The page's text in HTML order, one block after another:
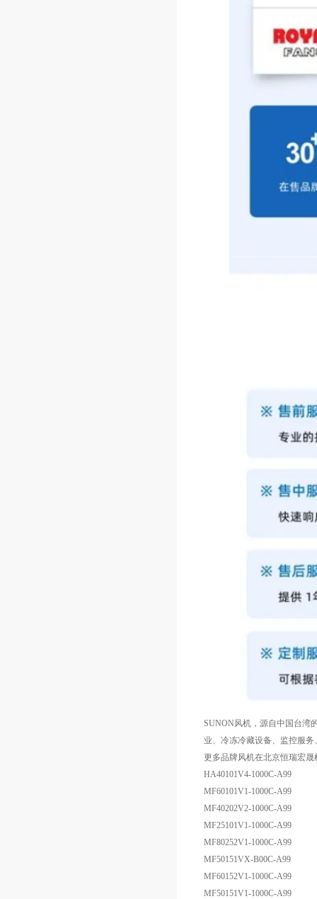
SUNON风机，源自中国台湾
业、冷冻冷藏设备、监控服
更多品牌风机在北京恒瑞宏
HA40101V4-1000C-A99
MF60101V1-1000C-A99
MF40202V2-1000C-A99
MF25101V1-1000C-A99
MF80252V1-1000C-A99
MF50151VX-B00C-A99
MF60152V1-1000C-A99
MF50151V1-1000C-A99